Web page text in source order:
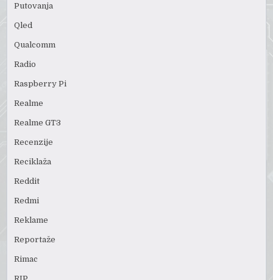
Putovanja
Qled
Qualcomm
Radio
Raspberry Pi
Realme
Realme GT3
Recenzije
Reciklaža
Reddit
Redmi
Reklame
Reportaže
Rimac